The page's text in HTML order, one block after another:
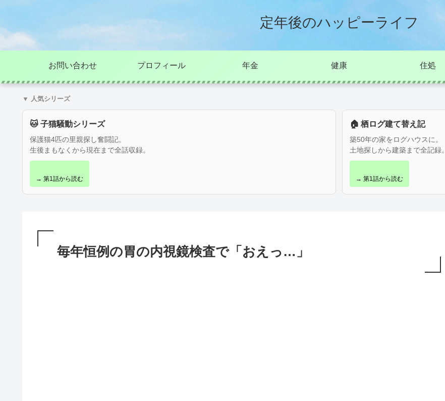
定年後のハッピーライフ
お問い合わせ プロフィール 年金 健康 住処
▼ 人気シリーズ
🐱 子猫騒動シリーズ
保護猫4匹の里親探し奮闘記。
生後まもなくから現在まで全話収録。
→ 第1話から読む
🏠 栖ログ建て替え記
築50年の家をログハウスに。
土地探しから建築まで全記録。
→ 第1話から読む
毎年恒例の胃の内視鏡検査で「おえっ…」